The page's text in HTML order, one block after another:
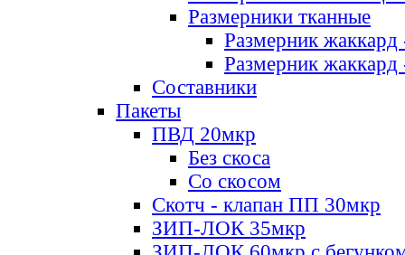
Размерники тканные
Размерник
Размерник
Составники
Пакеты
ПВД 20мкр
Без скоса
Со скосом
Скотч - клапан ПП 30мкр
ЗИП-ЛОК 35мкр